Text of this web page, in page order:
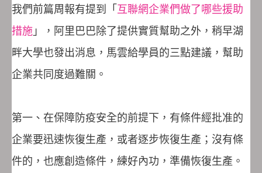
我們前篇周報有提到「 互聯網企業們做了哪些援助
措施 」，阿里巴巴除了提供實質幫助之外，稍早湖
畔大學也發出消息，馬雲給學員的三點建議，幫助
企業共同度過難關。
第一、在保障防疫安全的前提下，有條件經批准的
企業要迅速恢復生產，或者逐步恢復生產；沒有條
件的，也應創造條件，練好內功，準備恢復生產。